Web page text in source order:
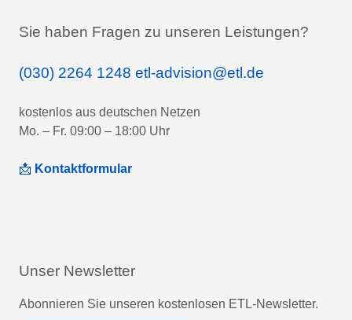
Sie haben Fragen zu unseren Leistungen?
(030) 2264 1248 etl-advision@etl.de
kostenlos aus deutschen Netzen
Mo. – Fr. 09:00 – 18:00 Uhr
📩 Kontaktformular
Unser Newsletter
Abonnieren Sie unseren kostenlosen ETL-Newsletter.